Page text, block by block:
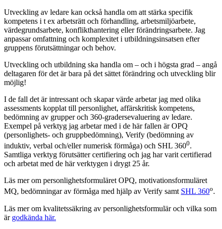
Utveckling av ledare kan också handla om att stärka specifik
kompetens i t ex arbetsrätt och förhandling, arbetsmiljöarbete,
värdegrundsarbete, konflikthantering eller förändringsarbete. Jag
anpassar omfattning och komplexitet i utbildningsinsatsen efter
gruppens förutsättningar och behov.
Utveckling och utbildning ska handla om – och i högsta grad – angå
deltagaren för det är bara på det sättet förändring och utveckling blir
möjlig!
I de fall det är intressant och skapar värde arbetar jag med olika
assessments kopplat till personlighet, affärskritisk kompetens,
bedömning av grupper och 360-gradersevaluering av ledare.
Exempel på verktyg jag arbetar med i de här fallen är OPQ
(personlighets- och gruppbedömning), Verify (bedömning av
induktiv, verbal och/eller numerisk förmåga) och SHL 3600.
Samtliga verktyg förutsätter certifiering och jag har varit certifierad
och arbetat med de här verktygen i drygt 25 år.
Läs mer om personlighetsformuläret OPQ, motivationsformuläret
MQ, bedömningar av förmåga med hjälp av Verify samt SHL 360o.
Läs mer om kvalitetssäkring av personlighetsformulär och vilka som
är godkända här.